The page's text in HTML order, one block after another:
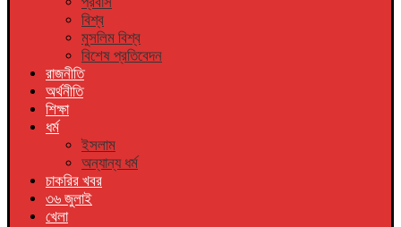
বিশ্ব
মুসলিম বিশ্ব
বিশেষ প্রতিবেদন
রাজনীতি
অর্থনীতি
শিক্ষা
ধর্ম
ইসলাম
অন্যান্য ধর্ম
চাকরির খবর
৩৬ জুলাই
খেলা